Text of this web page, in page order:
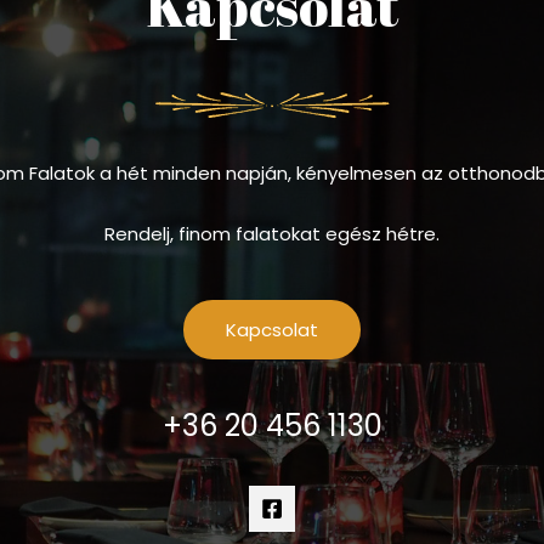
Falatok a hét minden napján, kényelmesen az
Rendelj, finom falatokat egész hétre.
Kapcsolat
+36 20 456 1130